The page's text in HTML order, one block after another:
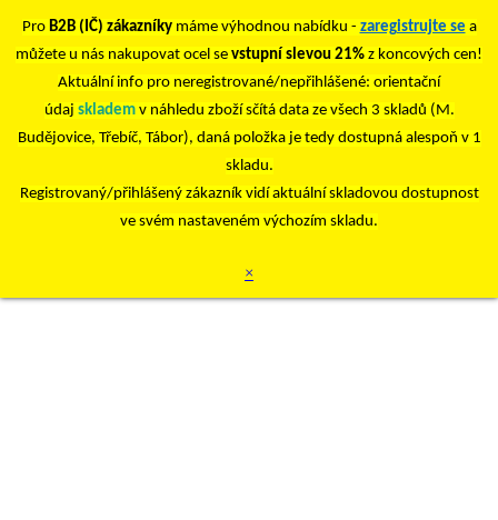
Pro B2B (IČ) zákazníkymáme výhodnou nabídku - zaregistrujte se a
můžete u nás nakupovat ocel se vstupní slevou 21% z koncových cen!
Aktuální info pro neregistrované/nepřihlášené: orientační
údaj skladem v náhledu zboží sčítá data ze všech 3 skladů (M.
Budějovice, Třebíč, Tábor), daná položka je tedy dostupná alespoň v 1
skladu.
Registrovaný/přihlášený zákazník vidí aktuální skladovou dostupnost
ve svém nastaveném výchozím skladu.
×